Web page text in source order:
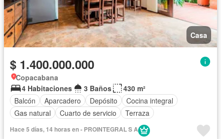
Casa
$ 1.400.000.000
Copacabana
4 Habitaciones
3 Baños
430 m²
Balcón
Aparcadero Depósito
Cocina integral
Gas natural
Cuarto de servicio Terraza
Hace 5 días, 14 horas en - PROINTEGRAL S A